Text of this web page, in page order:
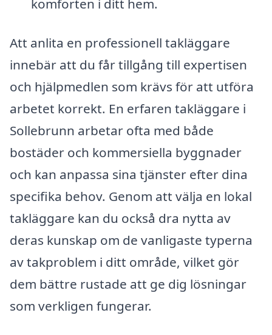
komforten i ditt hem.
Att anlita en professionell takläggare
innebär att du får tillgång till expertisen
och hjälpmedlen som krävs för att utföra
arbetet korrekt. En erfaren takläggare i
Sollebrunn arbetar ofta med både
bostäder och kommersiella byggnader
och kan anpassa sina tjänster efter dina
specifika behov. Genom att välja en lokal
takläggare kan du också dra nytta av
deras kunskap om de vanligaste typerna
av takproblem i ditt område, vilket gör
dem bättre rustade att ge dig lösningar
som verkligen fungerar.